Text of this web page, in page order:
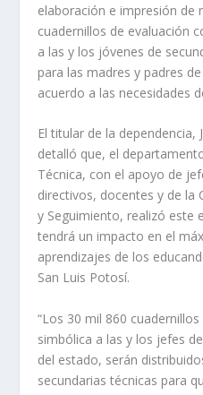
elaboración e impresión de
cuadernillos de evaluación
a las y los jóvenes de
para las madres y padres
acuerdo a las necesidades
El titular de la dependencia,
detalló que, el
Técnica, con el apoyo de
directivos, docentes y de la
y Seguimiento, realizó este
tendrá un impacto en el
aprendizajes de los
San Luis Potosí.
“Los 30 mil 860
simbólica a las y los jefes
del estado, serán
secundarias técnicas para